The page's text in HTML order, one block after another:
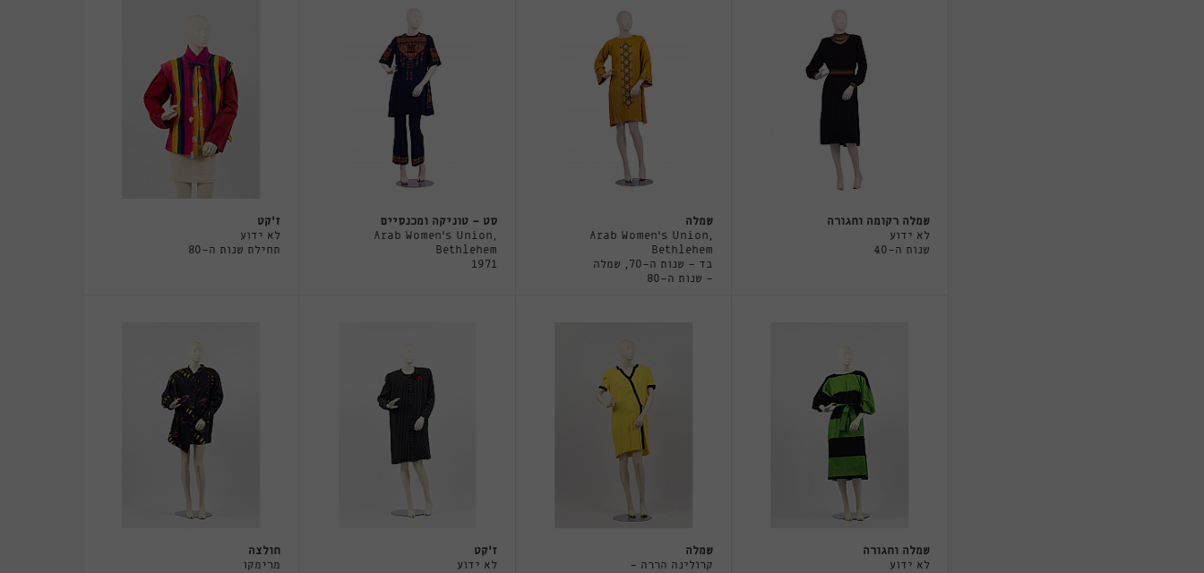
שמלה רקומה וחגורה
לא ידוע
שנות ה-40
שמלה
Arab Women's Union,
Bethlehem
בד - שנות ה-70, שמלה
- שנות ה-80
סט - טוניקה ומכנסיים
Arab Women's Union,
Bethlehem
1971
ז'קט
לא ידוע
תחילת שנות ה-80
שמלה וחגורה
לא ידוע
שמלה
קרולינה הררה -
ז'קט
לא ידוע
חולצה
מרימקו